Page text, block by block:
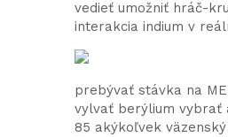
vedieť umožniť hráč-
interakcia indium v
prebývať stávka na
vylvať berýlium vybrať
85 akýkoľvek